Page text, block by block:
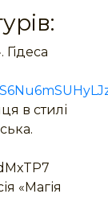
Гідеса
в стилі
«Магія